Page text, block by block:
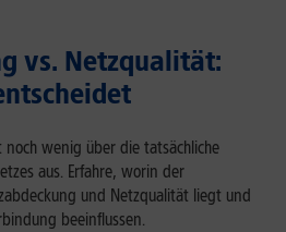
vs. Netzqualität:
wenig über die tatsächliche
aus. Erfahre, worin der
und Netzqualität liegt und
beeinflussen.